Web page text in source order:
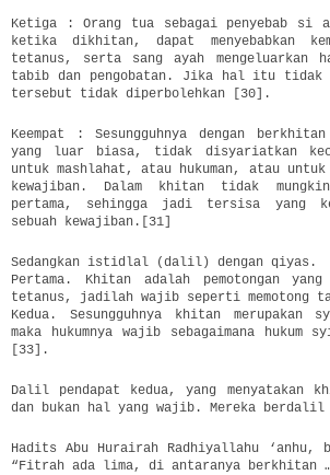
Ketiga : Orang tua sebagai penyebab si
ketika dikhitan, dapat menyebabkan
tetanus, serta sang ayah mengeluarkan
tabib dan pengobatan. Jika hal itu tidak
tersebut tidak diperbolehkan [30].
Keempat : Sesungguhnya dengan
yang luar biasa, tidak disyariatkan
untuk mashlahat, atau hukuman, atau untuk
kewajiban. Dalam khitan tidak
pertama, sehingga jadi tersisa yang
sebuah kewajiban.[31]
Sedangkan istidlal (dalil) dengan qiyas.
Pertama. Khitan adalah pemotongan
tetanus, jadilah wajib seperti memotong
Kedua. Sesungguhnya khitan merupakan
maka hukumnya wajib sebagaimana
[33].
Dalil pendapat kedua, yang menyatakan
dan bukan hal yang wajib. Mereka berdalil
Hadits Abu Hurairah Radhiyallahu ‘anhu,
“Fitrah ada lima, di antaranya berkhitan